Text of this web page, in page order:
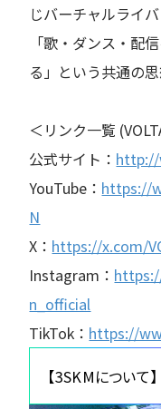
じバーチャルライ
「歌・ダンス・配
る」という共通の
＜リンク一覧
公式サイト：
YouTube： https://
N
X： https://x.com/
Instagram：
n_official
TikTok： https://
【3SKMについて】